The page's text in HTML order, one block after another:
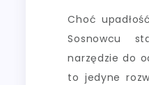
Choć
Sosnowcu
narzędzie do
to jedyne